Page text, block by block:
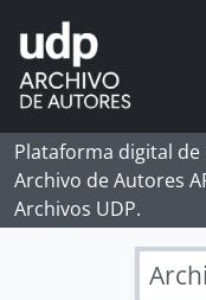
Skip to main content
Plataforma digital
Archivo de Autores
Archivos UDP.